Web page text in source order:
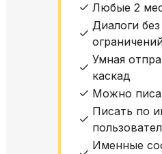
Любые 2
Диалоги без
Умная
каскад
Можно
Писать по
Именные